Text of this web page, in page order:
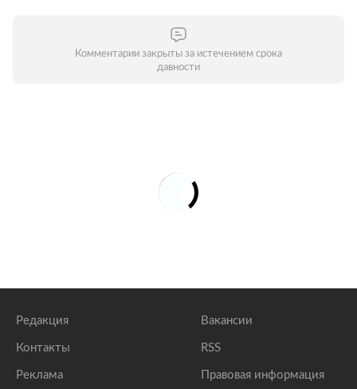
Комментарии закрыты за истечением срока
давности
Редакция
Контакты
Реклама
Вакансии
RSS
Правовая информация